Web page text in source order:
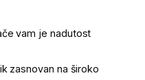
vam je nadutost
zasnovan na široko